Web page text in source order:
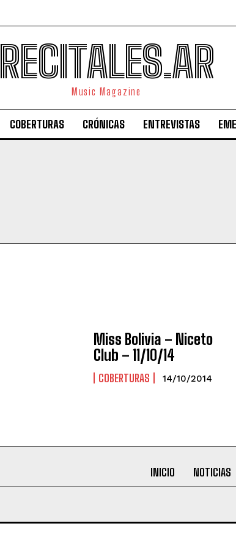
RECITALES.AR
Music Magazine
COBERTURAS CRÓNICAS ENTREVISTAS
Miss Bolivia – Niceto
Club – 11/10/14
COBERTURAS 14/10/2014
INICIO NOTICIAS